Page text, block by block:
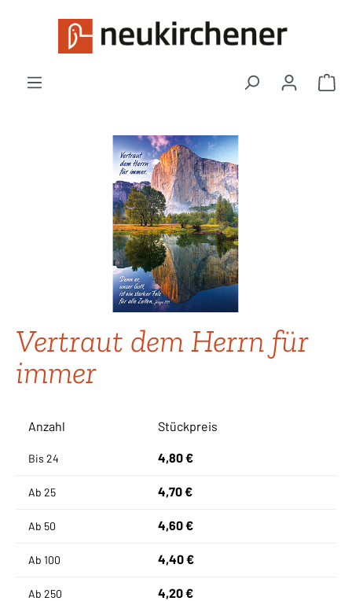
Zum Hauptinhalt springen
Bildergalerie überspringen
Vertraut dem Herrn für
immer
Anzahl Stückpreis
Bis 24 4,80 €
Ab 25 4,70 €
Ab 50 4,60 €
Ab 100 4,40 €
Ab 250 4,20 €